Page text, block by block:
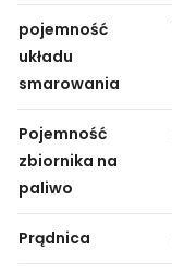
pojemność
układu
smarowania
Pojemność
zbiornika na
paliwo
Prądnica